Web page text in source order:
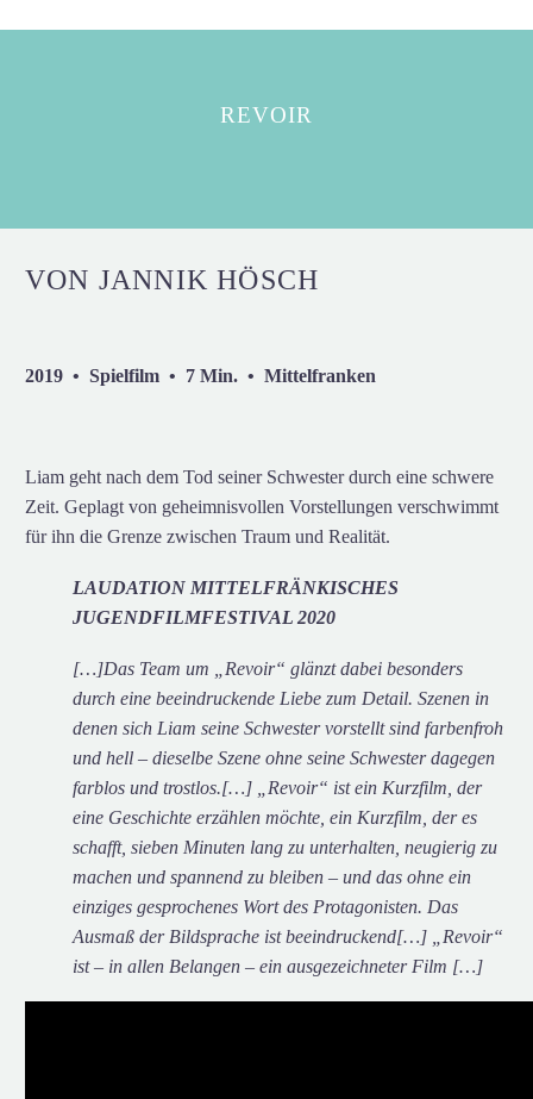
REVOIR
VON JANNIK HÖSCH
2019 • Spielfilm • 7 Min. • Mittelfranken
Liam geht nach dem Tod seiner Schwester durch eine schwere
Zeit. Geplagt von geheimnisvollen Vorstellungen verschwimmt
für ihn die Grenze zwischen Traum und Realität.
LAUDATION MITTELFRÄNKISCHES
JUGENDFILMFESTIVAL 2020
[…]Das Team um „ Revoir“ glänzt dabei besonders
durch eine beeindruckende Liebe zum Detail. Szenen in
denen sich Liam seine Schwester vorstellt sind farbenfroh
und hell – dieselbe Szene ohne seine Schwester dagegen
farblos und trostlos.[…] Revoir“ ist ein Kurzfilm, der
eine Geschichte erzählen möchte, ein Kurzfilm, der es
schafft, sieben Minuten lang zu unterhalten, neugierig zu
machen und spannend zu bleiben – und das ohne ein
einziges gesprochenes Wort des Protagonisten. Das
Ausmaß der Bildsprache istbeeindruckend[…] Revoir“
ist – in allen Belangen – ein ausgezeichneter Film […]